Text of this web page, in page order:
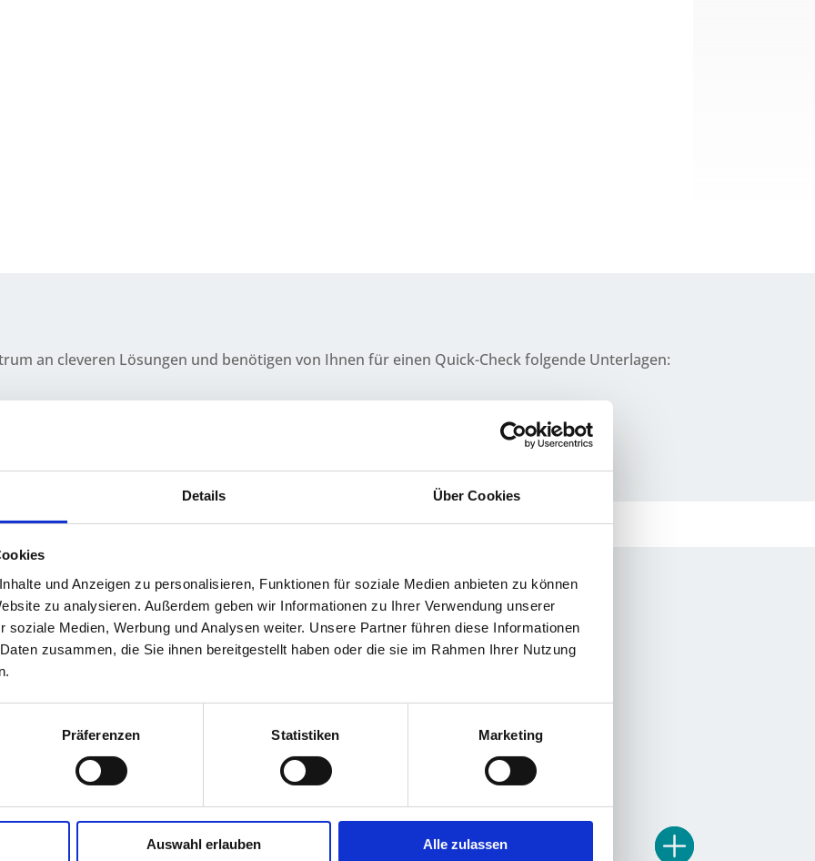
Details Über Cookies
und Anzeigen zu personalisieren, Funktionen für soziale Medien anbieten zu können
zu analysieren. Außerdem geben wir Informationen zu Ihrer Verwendung unserer
soziale Medien, Werbung und Analysen weiter. Unsere Partner führen diese Informationen
zusammen, die Sie ihnen bereitgestellt haben oder die sie im Rahmen Ihrer Nutzung
Präferenzen Statistiken Marketing
Auswahl erlauben Alle zulassen
an cle­ve­ren Lösun­gen und benö­ti­gen von Ihnen für einen Quick-Check fol­gen­de Unterlagen: